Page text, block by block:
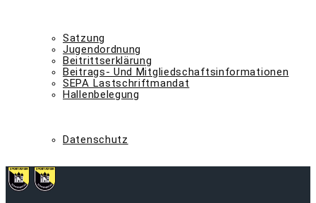
Satzung
Jugendordnung
Beitrittserklärung
Beitrags- Und Mitgliedschaftsinformationen
SEPA Lastschriftmandat
Hallenbelegung
Datenschutz